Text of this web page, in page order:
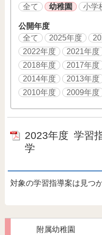
全て
幼稚園 小学
公開年度
全て
2025年度
2022年度
2021年度
2018年度
2017年度
2014年度
2013年度
2010年度
2009年度
2023年度 学習
学
対象の学習指導案は見つ
附属幼稚園